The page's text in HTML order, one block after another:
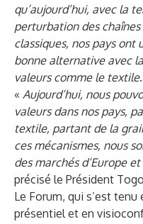
qu’aujourd’hui, avec la
perturbation des
classiques, nos pays ont
bonne alternative avec
valeurs comme le textile
« Aujourd’hui, nous
valeurs dans nos pays,
textile, partant de la
ces mécanismes, nous
des marchés d’Europe
précisé le Président
Le Forum, qui s’est
présentiel et en